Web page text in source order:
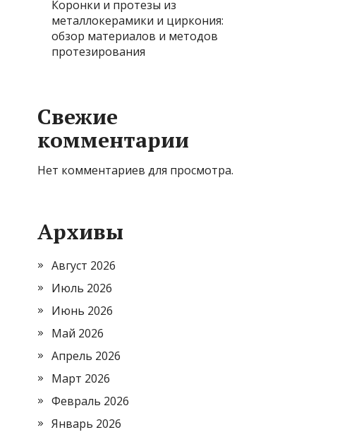
Коронки и протезы из
металлокерамики и циркония:
обзор материалов и методов
протезирования
Свежие
комментарии
Нет комментариев для просмотра.
Архивы
Август 2026
Июль 2026
Июнь 2026
Май 2026
Апрель 2026
Март 2026
Февраль 2026
Январь 2026